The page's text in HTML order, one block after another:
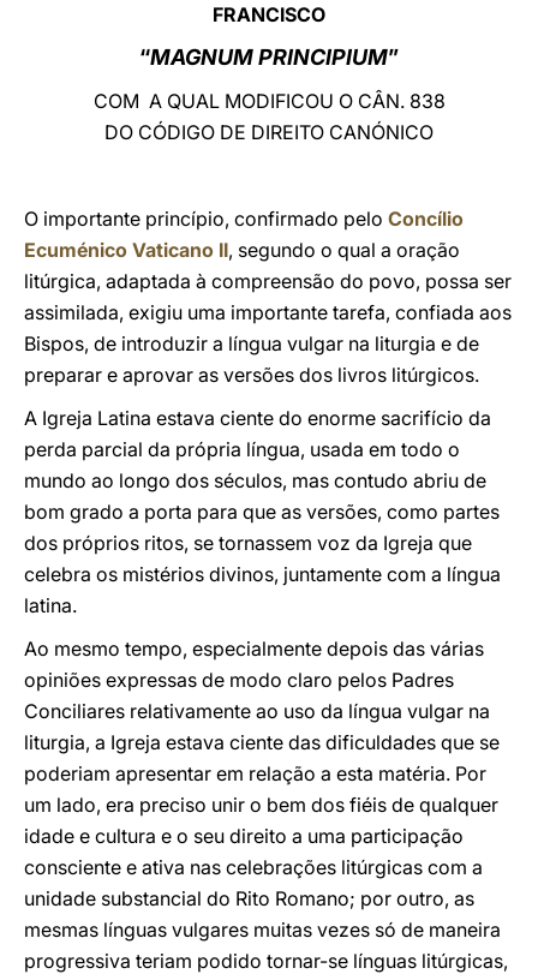
FRANCISCO
“MAGNUM PRINCIPIUM”
COM A QUAL MODIFICOU O CÂN. 838
DO CÓDIGO DE DIREITO CANÓNICO
O importante princípio, confirmado pelo Concílio
Ecuménico Vaticano II, segundo o qual a oração
litúrgica, adaptada à compreensão do povo, possa ser
assimilada, exigiu uma importante tarefa, confiada aos
Bispos, de introduzir a língua vulgar na liturgia e de
preparar e aprovar as versões dos livros litúrgicos.
A Igreja Latina estava ciente do enorme sacrifício da
perda parcial da própria língua, usada em todo o
mundo ao longo dos séculos, mas contudo abriu de
bom grado a porta para que as versões, como partes
dos próprios ritos, se tornassem voz da Igreja que
celebra os mistérios divinos, juntamente com a língua
latina.
Ao mesmo tempo, especialmente depois das várias
opiniões expressas de modo claro pelos Padres
Conciliares relativamente ao uso da língua vulgar na
liturgia, a Igreja estava ciente das dificuldades que se
poderiam apresentar em relação a esta matéria. Por
um lado, era preciso unir o bem dos fiéis de qualquer
idade e cultura e o seu direito a uma participação
consciente e ativa nas celebrações litúrgicas com a
unidade substancial do Rito Romano; por outro, as
mesmas línguas vulgares muitas vezes só de maneira
progressiva teriam podido tornar-se línguas litúrgicas,